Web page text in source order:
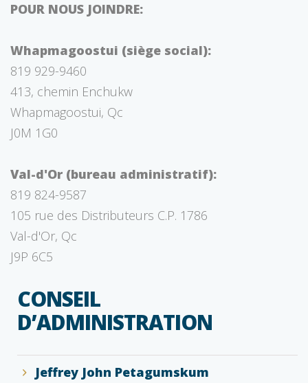
POUR NOUS JOINDRE:
Whapmagoostui (siège social):
819 929-9460
413, chemin Enchukw
Whapmagoostui, Qc
J0M 1G0
Val-d'Or (bureau administratif):
819 824-9587
105 rue des Distributeurs C.P. 1786
Val-d'Or, Qc
J9P 6C5
CONSEIL
D’ADMINISTRATION
Jeffrey John Petagumskum